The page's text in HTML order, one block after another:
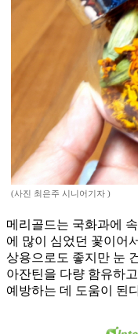
(사진 최은주 시니어기자 )
메리골드는 국화과에
에 많이 심었던 꽃이어
상용으로도 좋지만 눈
아잔틴을 다량 함유하
예방하는 데 도움이 된